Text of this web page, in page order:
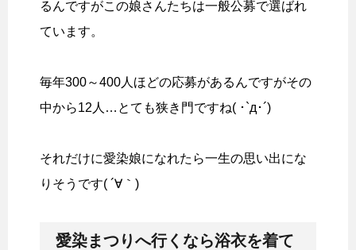
るんですがこの娘さんたちは一般公募で選ばれ
ています。
毎年300～400人ほどの応募があるんですがその
中から12人…とても狭き門ですね( ･`д･´)
それだけに愛染娘になれたら一生の思い出にな
りそうです( ´∀｀)
愛染まつりへ行くなら浴衣を着て